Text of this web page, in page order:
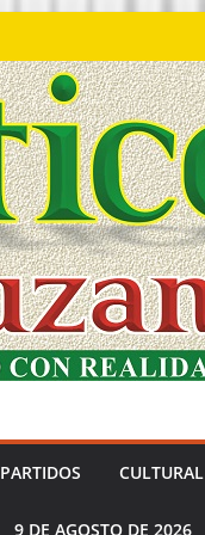
PARTIDOS CULTURAL
9 DE AGOSTO DE 2026